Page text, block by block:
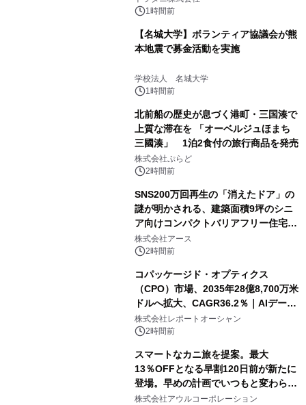
1時間前
【名城大学】ボランティア協議会が熊
本地震で募金活動を実施
学校法人 名城大学
1時間前
北前船の歴史が息づく港町・三国湊で
上質な滞在を 「オーベルジュほまち
三國湊」 1泊2食付の旅行商品を発売
株式会社ぷらど
2時間前
SNS200万回再生の「消えたドア」の
謎が明かされる、建築面積9坪のシニ
ア向けコンパクトバリアフリー住宅が
誕生
株式会社アース
2時間前
コパッケージド・オプティクス
（CPO）市場、2035年28億8,700万米
ドルへ拡大、CAGR36.2％｜AIデータ
センター・高速光通信需要が成長を加
速
株式会社レポートオーシャン
2時間前
スマートなカニ旅を提案。最大
13％OFFとなる早割120日前が新たに
登場。早めの計画でいつもと変わらぬ
大人の冬旅を。ー夕日ヶ浦温泉「佳松
株式会社アウルコーポレーション